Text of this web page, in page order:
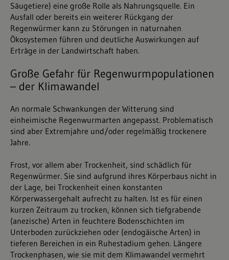
Säugetiere) eine große Rolle als Nahrungsquelle. Ein
Ausfall oder bereits ein weiterer Rückgang der
Regenwürmer kann zu Störungen in naturnahen
Ökosystemen führen und deutliche Auswirkungen auf
Erträge in der Landwirtschaft haben.
Große Gefahr für Regenwurmpopulationen
– der Klimawandel
An normale Schwankungen der Witterung sind
einheimische Regenwurmarten angepasst. Problematisch
sind aber Extremjahre und/oder regelmäßig trockenere
Jahre.
Frost, vor allem aber Trockenheit, sind schädlich für
Regenwürmer. Sie sind aufgrund ihres Körperbaus nicht in
der Lage, bei Trockenheit einen konstanten
Körperwassergehalt aufrecht zu halten. Ist es für einen
kurzen Zeitraum zu trocken, können sich tiefgrabende
(anezische) Arten in feuchtere Bodenschichten im
Unterboden zurückziehen oder (endogäische Arten) in
tieferen Bereichen in ein Ruhestadium gehen. Längere
Trockenphasen, wie sie mit dem Klimawandel vermehrt